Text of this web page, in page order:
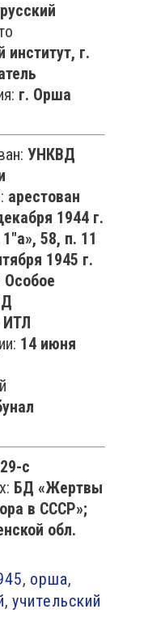
русский
институт, г.
г. Орша
УНКВД
арестован
1944 г.
58, п. 11
1945 г.
Особое
ИТЛ
14 июня
с
БД «Жертвы
в СССР»;
обл.
, орша,
, учительский